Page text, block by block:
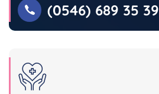
(0546) 689 35 39